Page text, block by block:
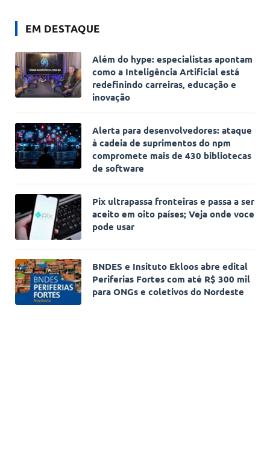
EM DESTAQUE
Além do hype: especialistas apontam
como a Inteligência Artificial está
redefinindo carreiras, educação e
inovação
Alerta para desenvolvedores: ataque
à cadeia de suprimentos do npm
compromete mais de 430 bibliotecas
de software
Pix ultrapassa fronteiras e passa a ser
aceito em oito países; Veja onde voce
pode usar
BNDES e Insituto Ekloos abre edital
Periferias Fortes com até R$ 300 mil
para ONGs e coletivos do Nordeste